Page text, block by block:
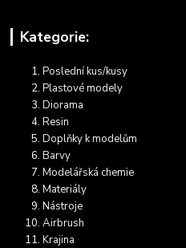
Kategorie:
Poslední kus/kusy
Plastové modely
Diorama
Resin
Doplňky k modelům
Barvy
Modelářská chemie
Materiály
Nástroje
Airbrush
Krajina